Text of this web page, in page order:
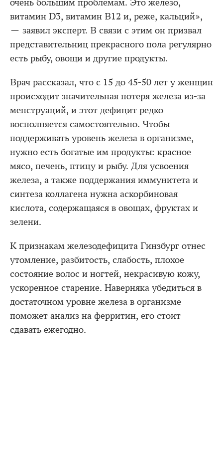
очень большим проблемам. Это железо,
витамин D3, витамин В12 и, реже, кальций»,
— заявил эксперт. В связи с этим он призвал
представительниц прекрасного пола регулярно
есть рыбу, овощи и другие продукты.
Врач рассказал, что с 15 до 45-50 лет у женщин
происходит значительная потеря железа из-за
менструаций, и этот дефицит редко
восполняется самостоятельно. Чтобы
поддерживать уровень железа в организме,
нужно есть богатые им продукты: красное
мясо, печень, птицу и рыбу. Для усвоения
железа, а также поддержания иммунитета и
синтеза коллагена нужна аскорбиновая
кислота, содержащаяся в овощах, фруктах и
зелени.
К признакам железодефицита Гинзбург отнес
утомление, разбитость, слабость, плохое
состояние волос и ногтей, некрасивую кожу,
ускоренное старение. Наверняка убедиться в
достаточном уровне железа в организме
поможет анализ на ферритин, его стоит
сдавать ежегодно.